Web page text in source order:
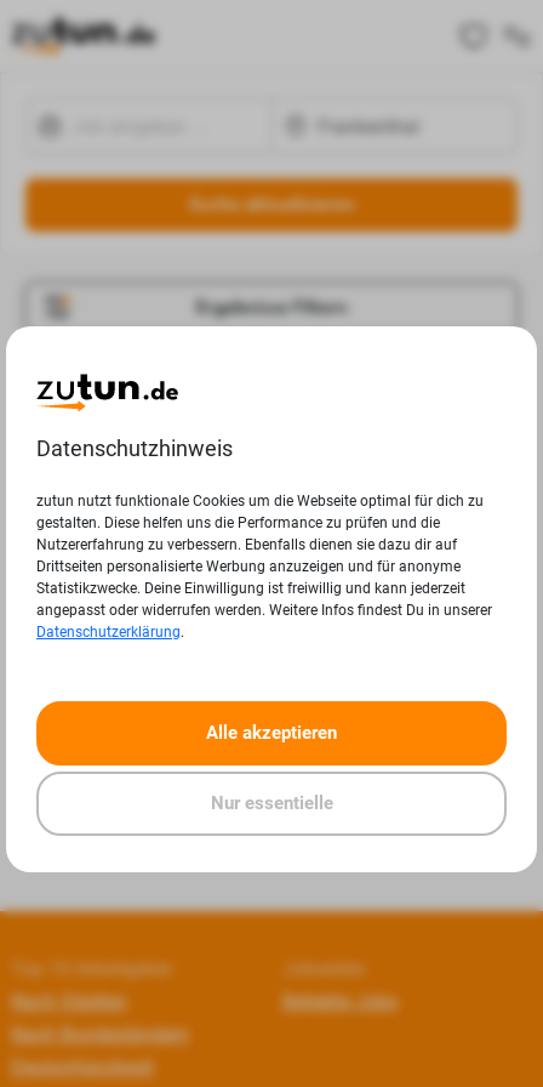
Suche aktualisieren
Ergebnisse Filtern
Jobangebote
Ergebnisse.
« »
Top 10 Arbeitgeber
Nach Städten
Nach Bundesländern
Deutschlandweit
Jobseiten
Beliebte Jobs
Datenschutzhinweis
zutun nutzt funktionale Cookies um die Webseite optimal für dich zu
gestalten. Diese helfen uns die Performance zu prüfen und die
Nutzererfahrung zu verbessern. Ebenfalls dienen sie dazu dir auf
Drittseiten personalisierte Werbung anzuzeigen und für anonyme
Statistikzwecke. Deine Einwilligung ist freiwillig und kann jederzeit
angepasst oder widerrufen werden. Weitere Infos findest Du in unserer
Datenschutzerklärung.
Alle akzeptieren
Nur essentielle